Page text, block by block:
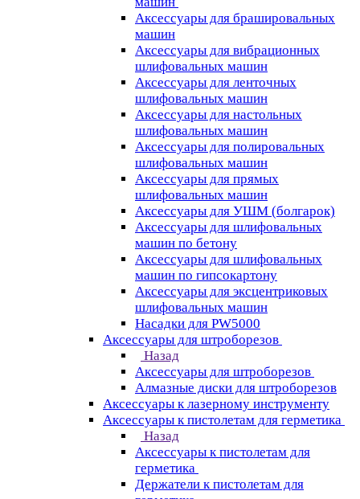
Аксессуары для брашировальных
машин
Аксессуары для вибрационных
шлифовальных машин
Аксессуары для ленточных
шлифовальных машин
Аксессуары для настольных
шлифовальных машин
Аксессуары для полировальных
шлифовальных машин
Аксессуары для прямых
шлифовальных машин
Аксессуары для УШМ (болгарок)
Аксессуары для шлифовальных
машин по бетону
Аксессуары для шлифовальных
машин по гипсокартону
Аксессуары для эксцентриковых
шлифовальных машин
Насадки для PW5000
Аксессуары для штроборезов
Назад
Аксессуары для штроборезов
Алмазные диски для штроборезов
Аксессуары к лазерному инструменту
Аксессуары к пистолетам для герметика
Назад
Аксессуары к пистолетам для
герметика
Держатели к пистолетам для